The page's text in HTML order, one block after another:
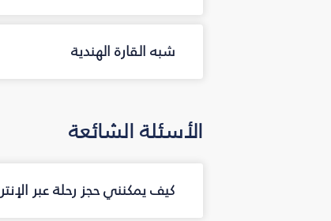
شبه القارة الهندية
الأسئلة الشائعة
كيف يمكنني حجز رحلة عبر